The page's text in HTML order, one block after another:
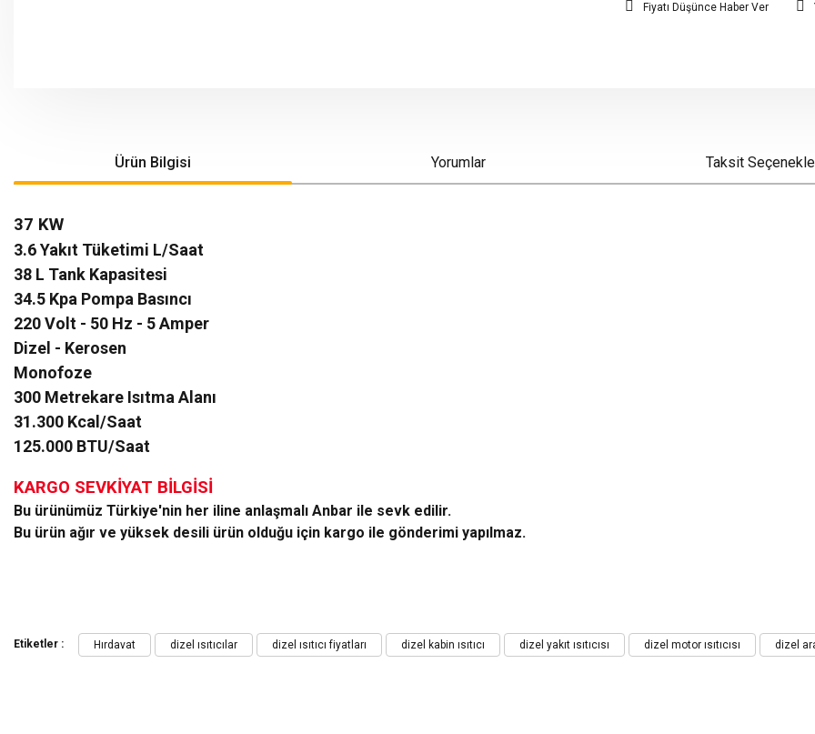
Fiyatı Düşünce Haber Ver
Ürün Bilgisi Yorumlar Taksit
37 KW
3.6 Yakıt Tüketimi L/Saat
38 L Tank Kapasitesi
34.5 Kpa Pompa Basıncı
220 Volt - 50 Hz - 5 Amper
Dizel - Kerosen
Monofoze
300 Metrekare Isıtma Alanı
31.300 Kcal/Saat
125.000 BTU/Saat
KARGO SEVKİYAT BİLGİSİ
Bu ürünümüz Türkiye'nin her iline anlaşmalı Anbar ile sevk edilir.
Bu ürün ağır ve yüksek desili ürün olduğu için kargo ile gönderimi yapılmaz.
Bu ürüne ilk yorumu siz yapın!
Görüş ve önerileriniz için teşekkür ederiz.
Etiketler : Hırdavat dizel ısıtıcılar dizel ısıtıcı fiyatları dizel kabin ısıtıcı dizel yakıt ısıtıcısı dizel motor ısıtıcısı dizel